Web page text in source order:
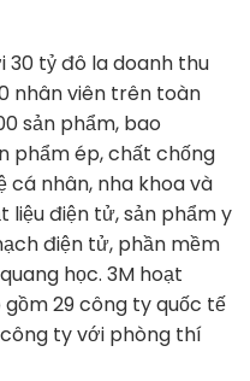
30 tỷ đô la doanh thu
nhân viên trên toàn
sản phẩm, bao
phẩm ép, chất chống
cá nhân, nha khoa và
liệu điện tử, sản phẩm y
điện tử, phần mềm
học. 3M hoạt
29 công ty quốc tế
ty với phòng thí